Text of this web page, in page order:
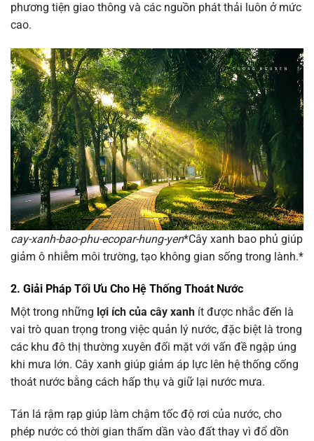
phương tiện giao thông và các nguồn phát thải luôn ở mức
cao.
cay-xanh-bao-phu-ecopar-hung-yen*Cây xanh bao phủ giúp
giảm ô nhiễm môi trường, tạo không gian sống trong lành.*
2. Giải Pháp Tối Ưu Cho Hệ Thống Thoát Nước
Một trong những lợi ích của cây xanh ít được nhắc đến là
vai trò quan trọng trong việc quản lý nước, đặc biệt là trong
các khu đô thị thường xuyên đối mặt với vấn đề ngập úng
khi mưa lớn. Cây xanh giúp giảm áp lực lên hệ thống cống
thoát nước bằng cách hấp thụ và giữ lại nước mưa.
Tán lá rậm rạp giúp làm chậm tốc độ rơi của nước, cho
phép nước có thời gian thấm dần vào đất thay vì đổ dồn